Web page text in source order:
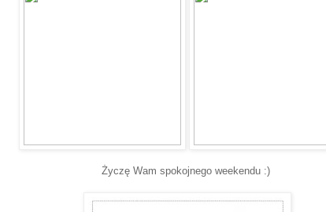
Życzę Wam spokojnego weekendu :)